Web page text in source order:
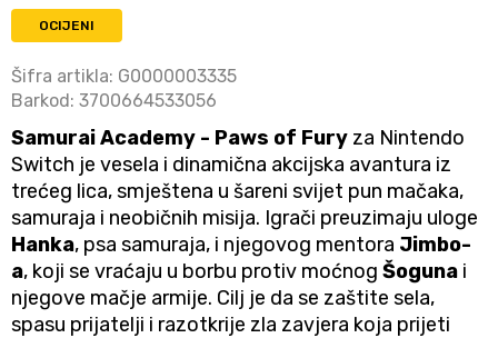
OCIJENI
Šifra artikla: G0000003335
Barkod: 3700664533056
Samurai Academy - Paws of Fury za Nintendo
Switch je vesela i dinamična akcijska avantura iz
trećeg lica, smještena u šareni svijet pun mačaka,
samuraja i neobičnih misija. Igrači preuzimaju uloge
Hanka, psa samuraja, i njegovog mentora Jimbo-
a, koji se vraćaju u borbu protiv moćnog Šoguna i
njegove mačje armije. Cilj je da se zaštite sela,
spasu prijatelji i razotkrije zla zavjera koja prijeti